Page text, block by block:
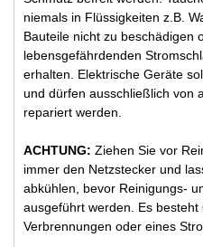
niemals in Flüssigkeiten z.B.
Bauteile nicht zu beschädigen
lebensgefährdenden
erhalten. Elektrische Geräte
und dürfen ausschließlich von
repariert werden.
ACHTUNG: Ziehen Sie vor
immer den Netzstecker und
abkühlen, bevor Reinigungs-
ausgeführt werden. Es
Verbrennungen oder eines